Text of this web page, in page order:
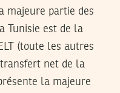
majeure partie des
Tunisie est de la
(toute les autres
net de la
la majeure